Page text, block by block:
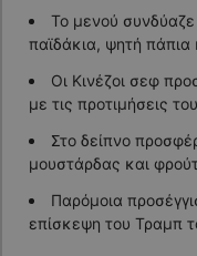
Το μενού συνδύαζε
παϊδάκια, ψητή πάπια
Οι Κινέζοι σεφ
με τις προτιμήσεις
Στο δείπνο
μουστάρδας και
Παρόμοια
επίσκεψη του Τραμπ